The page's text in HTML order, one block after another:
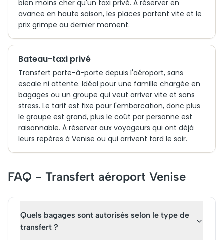
bien moins cher qu'un taxi privé. À réserver en
avance en haute saison, les places partent vite et le
prix grimpe au dernier moment.
Bateau-taxi privé
Transfert porte-à-porte depuis l'aéroport, sans
escale ni attente. Idéal pour une famille chargée en
bagages ou un groupe qui veut arriver vite et sans
stress. Le tarif est fixe pour l'embarcation, donc plus
le groupe est grand, plus le coût par personne est
raisonnable. À réserver aux voyageurs qui ont déjà
leurs repères à Venise ou qui arrivent tard le soir.
FAQ - Transfert aéroport Venise
Quels bagages sont autorisés selon le type de
transfert ?